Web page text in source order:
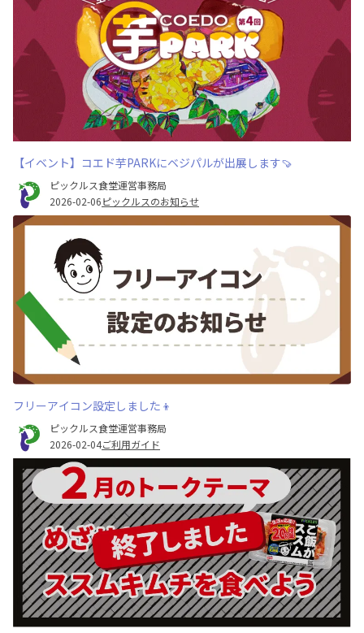
【イベント】コエド芋PARKにベジパルが出展します🍠
ピックルス食堂運営事務局
2026-02-06ピックルスのお知らせ
フリーアイコン設定しました👦
ピックルス食堂運営事務局
2026-02-04ご利用ガイド